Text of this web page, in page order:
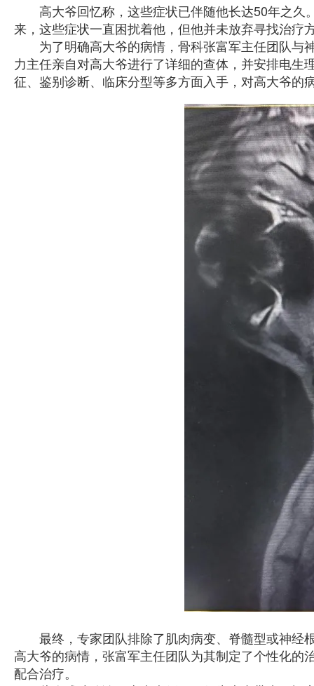
高大爷回忆称，这些症状已伴随他长达50年之久
来，这些症状一直困扰着他，但他并未放弃寻找治疗
为了明确高大爷的病情，骨科张富军主任团队与
力主任亲自对高大爷进行了详细的查体，并安排电
征、鉴别诊断、临床分型等多方面入手，对高大爷的
最终，专家团队排除了肌肉病变、脊髓型或神经
高大爷的病情，张富军主任团队为其制定了个性化
配合治疗。